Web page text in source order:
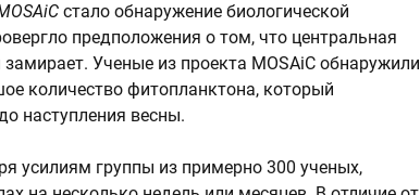
стало обнаружение биологической
предположения о том, что центральная
Ученые из проекта MOSAiC обнаружили
количество фитопланктона, который
наступления весны.
усилиям группы из примерно 300 ученых,